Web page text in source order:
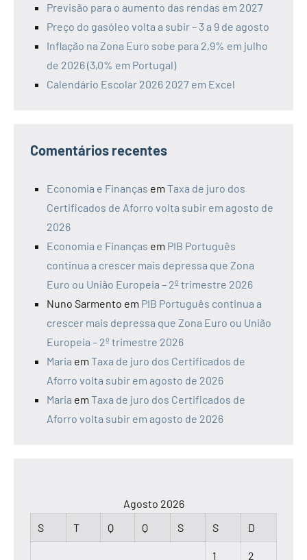
Previsão para o aumento das rendas em 2027
Preço do gasóleo volta a subir – 3 a 9 de agosto
Inflação na Zona Euro sobe para 2,9% em julho
de 2026 (3,0% em Portugal)
Calendário Escolar 2026 2027 em Excel
Comentários recentes
Economia e Finanças em Taxa de juro dos
Certificados de Aforro volta subir em agosto de
2026
Economia e Finanças em PIB Português
continua a crescer mais depressa que Zona
Euro ou União Europeia – 2º trimestre 2026
Nuno Sarmento em PIB Português continua a
crescer mais depressa que Zona Euro ou União
Europeia – 2º trimestre 2026
Maria em Taxa de juro dos Certificados de
Aforro volta subir em agosto de 2026
Maria em Taxa de juro dos Certificados de
Aforro volta subir em agosto de 2026
Agosto 2026
S
T Q Q S S D
1 2